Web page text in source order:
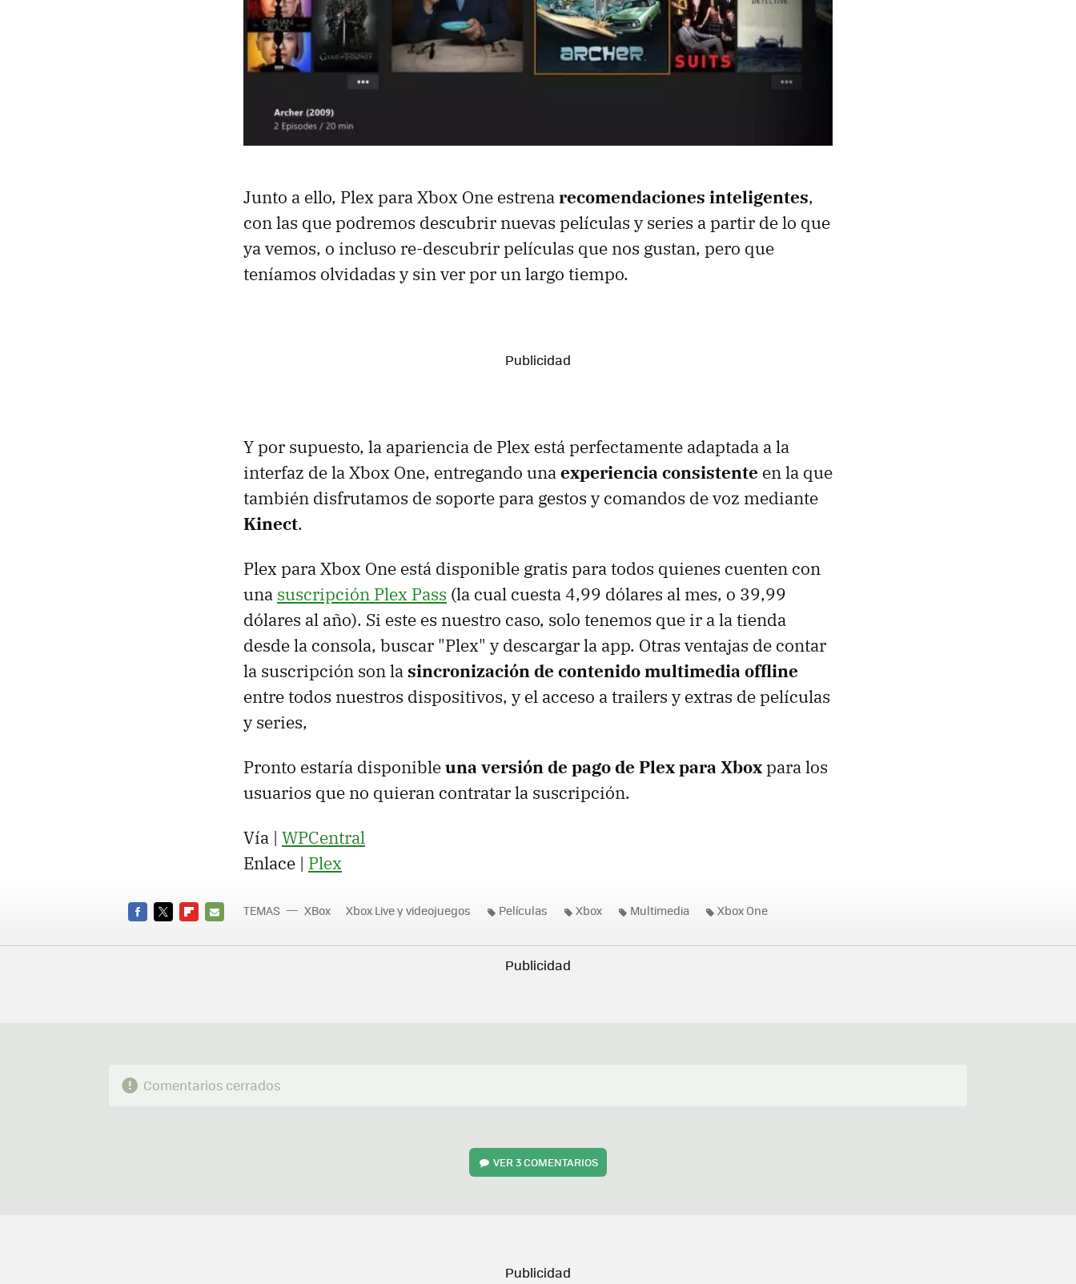
Junto a ello, Plex para Xbox One estrenarecomendaciones inteligentes,
con las que podremos descubrir nuevas películas y series a partir de lo que
ya vemos, o incluso re-descubrir películas que nos gustan, pero que
teníamos olvidadas y sin ver por un largo tiempo.
Y por supuesto, la apariencia de Plex está perfectamente adaptada a la
interfaz de la Xbox One, entregando unaexperiencia consistente en la que
también disfrutamos de soporte para gestos y comandos de voz mediante
Kinect.
Plex para Xbox One está disponible gratis para todos quienes cuenten con
una suscripción Plex Pass (la cual cuesta 4,99 dólares al mes, o 39,99
dólares al año). Si este es nuestro caso, solo tenemos que ir a la tienda
desde la consola, buscar "Plex" y descargar la app. Otras ventajas de contar
la suscripción son lasincronización de contenido multimedia offline
entre todos nuestros dispositivos, y el acceso a trailers y extras de películas
y series,
Pronto estaría disponibleuna versión de pago de Plex para Xboxpara los
usuarios que no quieran contratar la suscripción.
Vía | WPCentral
Enlace | Plex
MAIL
TEMAS XBox Xbox Live y videojuegos Películas Xbox Multimedia Xbox One
Comentarios cerrados
VER3 COMENTARIOS